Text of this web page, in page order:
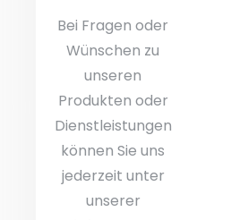
Bei Fragen oder
Wünschen zu
unseren
Produkten oder
Dienstleistungen
können Sie uns
jederzeit unter
unserer